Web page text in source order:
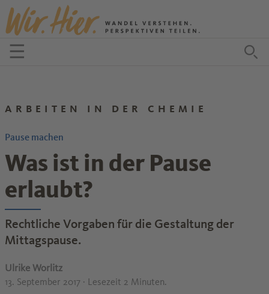
Zum Inhalt springen
☰Menü öffnen
ARBEITEN IN DER CHEMIE
Pause machen
Was ist in der Pause
erlaubt?
Rechtliche Vorgaben für die Gestaltung der
Mittagspause.
Ulrike Worlitz
13. September 2017 · Lesezeit 2 Minuten.